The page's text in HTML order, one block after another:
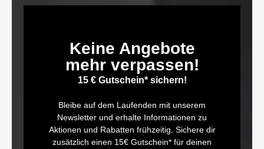
Keine Angebote
mehr verpassen!
15 € Gutschein* sichern!
Bleibe auf dem Laufenden mit unserem
Newsletter und erhalte Informationen zu
Aktionen und Rabatten frühzeitig. Sichere dir
zusätzlich einen 15€ Gutschein* für deinen